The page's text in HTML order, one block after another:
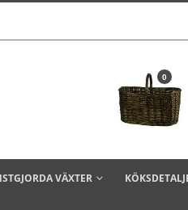
0
VÄXTER